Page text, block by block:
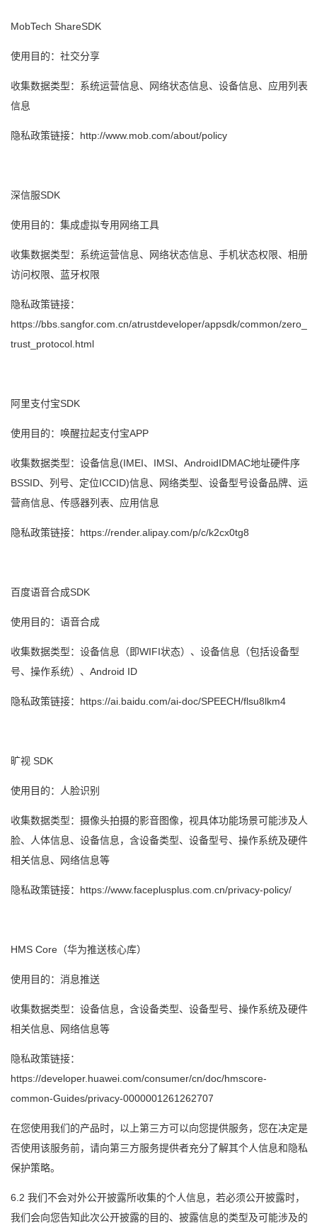
MobTech ShareSDK
使用目的：社交分享
收集数据类型：系统运营信息、网络状态信息、设备信息、应用列表
信息
隐私政策链接：http://www.mob.com/about/policy
深信服SDK
使用目的：集成虚拟专用网络工具
收集数据类型：系统运营信息、网络状态信息、手机状态权限、相册
访问权限、蓝牙权限
隐私政策链接：
https://bbs.sangfor.com.cn/atrustdeveloper/appsdk/common/zero_
trust_protocol.html
阿里支付宝SDK
使用目的：唤醒拉起支付宝APP
收集数据类型：设备信息(IMEI、IMSI、AndroidIDMAC地址硬件序
BSSID、列号、定位ICCID)信息、网络类型、设备型号设备品牌、运
营商信息、传感器列表、应用信息
隐私政策链接：https://render.alipay.com/p/c/k2cx0tg8
百度语音合成SDK
使用目的：语音合成
收集数据类型：设备信息（即WIFI状态）、设备信息（包括设备型
号、操作系统）、Android ID
隐私政策链接：https://ai.baidu.com/ai-doc/SPEECH/flsu8lkm4
旷视 SDK
使用目的：人脸识别
收集数据类型：摄像头拍摄的影音图像，视具体功能场景可能涉及人
脸、人体信息、设备信息，含设备类型、设备型号、操作系统及硬件
相关信息、网络信息等
隐私政策链接：https://www.faceplusplus.com.cn/privacy-policy/
HMS Core（华为推送核心库）
使用目的：消息推送
收集数据类型：设备信息，含设备类型、设备型号、操作系统及硬件
相关信息、网络信息等
隐私政策链接：
https://developer.huawei.com/consumer/cn/doc/hmscore-
common-Guides/privacy-0000001261262707
在您使用我们的产品时，以上第三方可以向您提供服务，您在决定是
否使用该服务前，请向第三方服务提供者充分了解其个人信息和隐私
保护策略。
6.2 我们不会对外公开披露所收集的个人信息，若必须公开披露时，
我们会向您告知此次公开披露的目的、披露信息的类型及可能涉及的